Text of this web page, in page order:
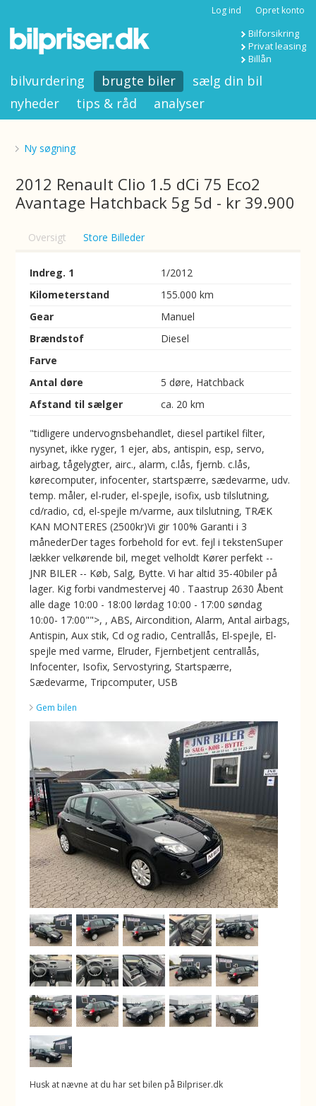
Log ind Opret konto
Bilforsikring
Privat leasing
Billån
bilvurdering brugte biler
sælg din bil
nyheder
tips & råd analyser
Ny søgning
2012 Renault Clio 1.5 dCi 75 Eco2
Avantage Hatchback 5g 5d - kr 39.900
Oversigt Store Billeder
Indreg. 1
1/2012
Kilometerstand
155.000 km
Gear
Manuel
Brændstof
Diesel
Farve
Antal døre
5 døre, Hatchback
Afstand til sælger
ca. 20 km
"tidligere undervognsbehandlet, diesel partikel filter,
nysynet, ikke ryger, 1 ejer, abs, antispin, esp, servo,
airbag, tågelygter, airc., alarm, c.lås, fjernb. c.lås,
kørecomputer, infocenter, startspærre, sædevarme, udv.
temp. måler, el-ruder, el-spejle, isofix, usb tilslutning,
cd/radio, cd, el-spejle m/varme, aux tilslutning, TRÆK
KAN MONTERES (2500kr)Vi gir 100% Garanti i 3
månederDer tages forbehold for evt. fejl i tekstenSuper
lækker velkørende bil, meget velholdt Kører perfekt --
JNR BILER -- Køb, Salg, Bytte. Vi har altid 35-40biler på
lager. Kig forbi vandmestervej 40 . Taastrup 2630 Åbent
alle dage 10:00 - 18:00 lørdag 10:00 - 17:00 søndag
10:00- 17:00"">, , ABS, Aircondition, Alarm, Antal airbags,
Antispin, Aux stik, Cd og radio, Centrallås, El-spejle, El-
spejle med varme, Elruder, Fjernbetjent centrallås,
Infocenter, Isofix, Servostyring, Startspærre,
Sædevarme, Tripcomputer, USB
Gem bilen
Husk at nævne at du har set bilen på Bilpriser.dk